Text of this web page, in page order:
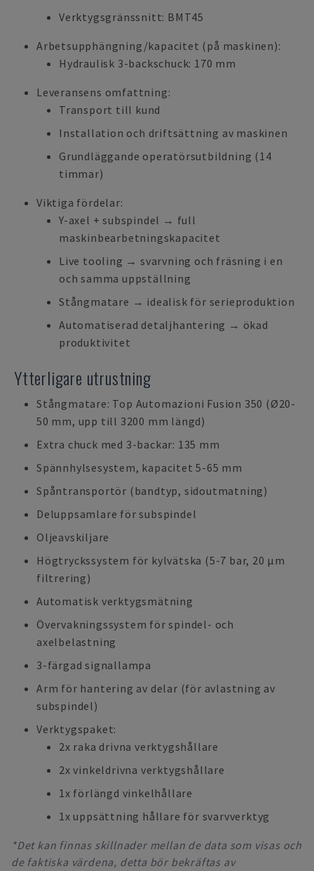
Verktygsgränssnitt: BMT45
Arbetsupphängning/kapacitet (på maskinen):
Hydraulisk 3-backschuck: 170 mm
Leveransens omfattning:
Transport till kund
Installation och driftsättning av maskinen
Grundläggande operatörsutbildning (14
timmar)
Viktiga fördelar:
Y-axel + subspindel → full
maskinbearbetningskapacitet
Live tooling → svarvning och fräsning i en
och samma uppställning
Stångmatare → idealisk för serieproduktion
Automatiserad detaljhantering → ökad
produktivitet
Ytterligare utrustning
Stångmatare: Top Automazioni Fusion 350 (Ø20-
50 mm, upp till 3200 mm längd)
Extra chuck med 3-backar: 135 mm
Spännhylsesystem, kapacitet 5-65 mm
Spåntransportör (bandtyp, sidoutmatning)
Deluppsamlare för subspindel
Oljeavskiljare
Högtryckssystem för kylvätska (5-7 bar, 20 µm
filtrering)
Automatisk verktygsmätning
Övervakningssystem för spindel- och
axelbelastning
3-färgad signallampa
Arm för hantering av delar (för avlastning av
subspindel)
Verktygspaket:
2x raka drivna verktygshållare
2x vinkeldrivna verktygshållare
1x förlängd vinkelhållare
1x uppsättning hållare för svarvverktyg
*Det kan finnas skillnader mellan de data som visas och
de faktiska värdena, detta bör bekräftas av